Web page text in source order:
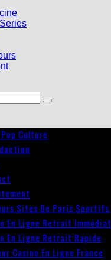
Culture
Sites De Paris Sportifs
En Ligne Retrait Immédiat
En Ligne Retrait Rapide
Casino En Ligne France